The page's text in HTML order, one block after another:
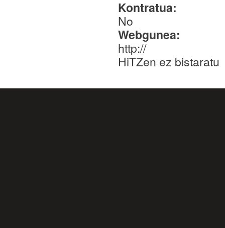
Kontratua:
No
Webgunea:
http://
HiTZen ez bistaratu